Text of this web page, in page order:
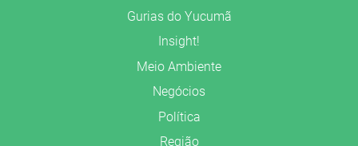
Gurias do Yucumã
Insight!
Meio Ambiente
Negócios
Política
Região